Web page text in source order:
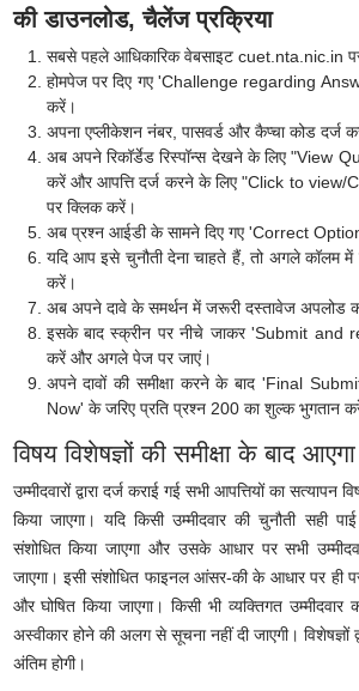
की डाउनलोड, चैलेंज प्रक्रिया
सबसे पहले आधिकारिक वेबसाइट cuet.nta.nic.in
होमपेज पर दिए गए 'Challenge regarding
करें।
अपना एप्लीकेशन नंबर, पासवर्ड और कैप्चा कोड दर्ज
अब अपने रिकॉर्डेड रिस्पॉन्स देखने के लिए "View
करें और आपत्ति दर्ज करने के लिए "Click to
पर क्लिक करें।
अब प्रश्न आईडी के सामने दिए गए 'Correct
यदि आप इसे चुनौती देना चाहते हैं, तो अगले कॉलम में
करें।
अब अपने दावे के समर्थन में जरूरी दस्तावेज अपलोड
इसके बाद स्क्रीन पर नीचे जाकर 'Submit and
करें और अगले पेज पर जाएं।
अपने दावों की समीक्षा करने के बाद 'Final
Now' के जरिए प्रति प्रश्न 200 का शुल्क भुगतान
विषय विशेषज्ञों की समीक्षा के बाद
उम्मीदवारों द्वारा दर्ज कराई गई सभी आपत्तियों का सत्यापन
किया जाएगा। यदि किसी उम्मीदवार की चुनौती सही
संशोधित किया जाएगा और उसके आधार पर सभी
जाएगा। इसी संशोधित फाइनल आंसर-की के आधार पर ही
और घोषित किया जाएगा।किसी भी व्यक्तिगत उम्मीदवार
अस्वीकार होने की अलग से सूचना नहीं दी जाएगी। विशेषज्ञों
अंतिम होगी।